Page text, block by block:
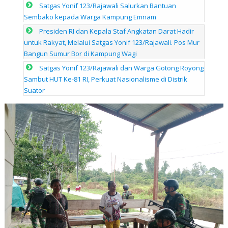
Satgas Yonif 123/Rajawali Salurkan Bantuan
Sembako kepada Warga Kampung Emnam
Presiden RI dan Kepala Staf Angkatan Darat Hadir
untuk Rakyat, Melalui Satgas Yonif 123/Rajawali. Pos Mur
Bangun Sumur Bor di Kampung Wagi
Satgas Yonif 123/Rajawali dan Warga Gotong Royong
Sambut HUT Ke-81 RI, Perkuat Nasionalisme di Distrik
Suator